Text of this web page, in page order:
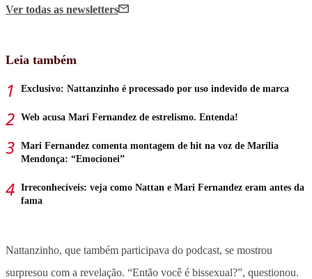
Ver todas as newsletters
Leia também
Exclusivo: Nattanzinho é processado por uso indevido de marca
Web acusa Mari Fernandez de estrelismo. Entenda!
Mari Fernandez comenta montagem de hit na voz de Marília
Mendonça: “Emocionei”
Irreconhecíveis: veja como Nattan e Mari Fernandez eram antes da
fama
Nattanzinho, que também participava do podcast, se mostrou
surpresou com a revelação. “Então você é bissexual?”, questionou.